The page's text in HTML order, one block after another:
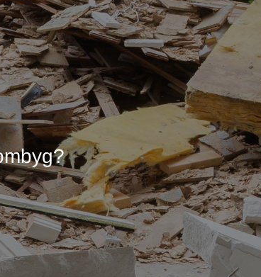
Har du brug for en murer